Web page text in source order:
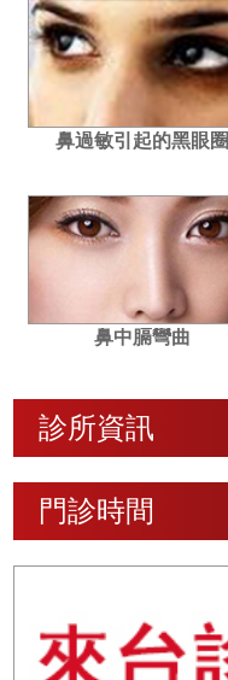
鼻過敏引起的黑眼圈
鼻中膈彎曲
診所資訊
門診時間